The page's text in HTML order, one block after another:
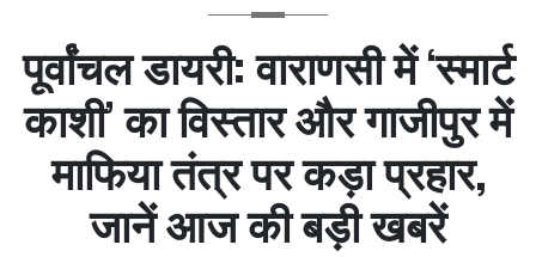
पूर्वांचल डायरी: वाराणसी में ‘स्मार्ट
काशी’ का विस्तार और गाजीपुर में
माफिया तंत्र पर कड़ा प्रहार,
जानें आज की बड़ी खबरें